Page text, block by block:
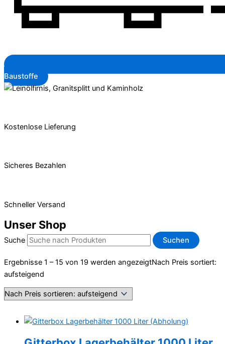
Baustoffe
Kostenlose Lieferung
Sicheres Bezahlen
Schneller Versand
Unser Shop
Suche Suchen
Ergebnisse 1 – 15 von 19 werden angezeigtNach Preis sortiert:
aufsteigend